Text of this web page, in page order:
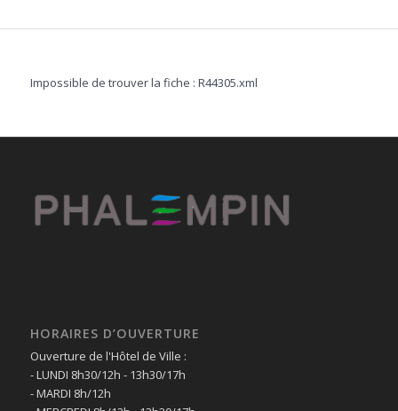
Impossible de trouver la fiche : R44305.xml
HORAIRES D’OUVERTURE
Ouverture de l'Hôtel de Ville :
- LUNDI 8h30/12h - 13h30/17h
- MARDI 8h/12h